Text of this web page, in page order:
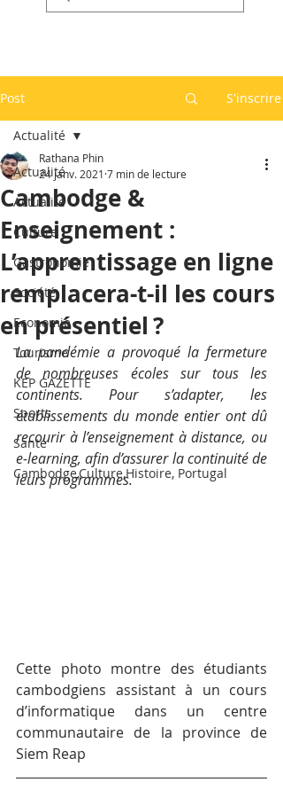
Post S'inscrire
Actualité
Actualité
Culture
Gastronomie
Société
Economie
Tourisme
KEP GAZETTE
Sports
Santé
Cambodge,Culture,Histoire, Portugal
Actualité
Cambodge &
Enseignement :
L’apprentissage en ligne
remplacera-t-il les cours
en présentiel ?
Rathana Phin
24 janv. 2021 7 min de lecture
La pandémie a provoqué la fermeture
de nombreuses écoles sur tous les
continents. Pour s’adapter, les
établissements du monde entier ont dû
recourir à l’enseignement à distance, ou
e-learning, afin d’assurer la continuité de
leurs programmes.
Cette photo montre des étudiants
cambodgiens assistant à un cours
d’informatique dans un centre
communautaire de la province de
Siem Reap